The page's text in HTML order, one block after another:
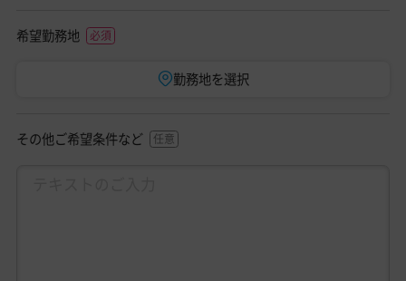
希望勤務地
勤務地を選択
その他ご希望条件など